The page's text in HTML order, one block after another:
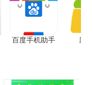
百度手机助手 应